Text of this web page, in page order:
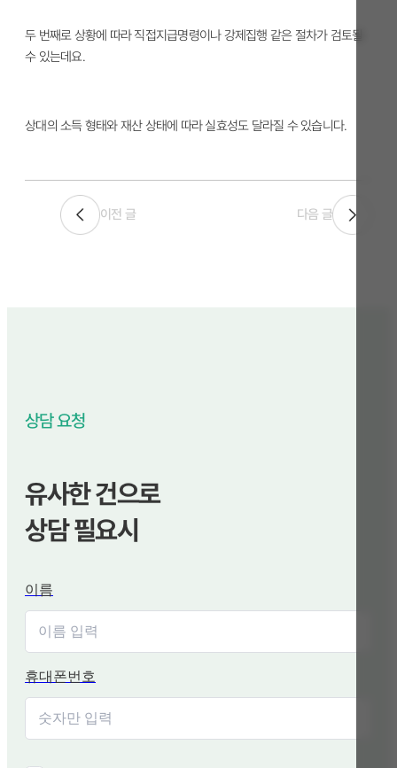
두 번째로 상황에 따라 직접지급명령이나 강제집행 같은 절차가 검토될
수 있는데요.
상대의 소득 형태와 재산 상태에 따라 실효성도 달라질 수 있습니다.
이전 글 다음 글
상담 요청
유사한 건으로
상담 필요시
이름
휴대폰번호